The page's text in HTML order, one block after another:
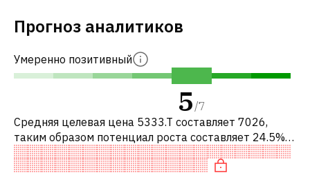
Прогноз аналитиков
Умеренно позитивный
5 /7
Средняя целевая цена 5333.T составляет 7026,
таким образом потенциал роста составляет 24.5%.
Обычно это означает рекомендацию «ПОКУПАТЬ»
среди инвестиционных компаний или